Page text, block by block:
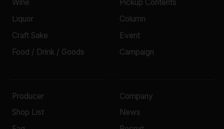
Wine
Liquor
Craft Sake
Food / Drink / Goods
Pickup Contents
Column
Event
Campaign
Producer
Shop List
Company
News